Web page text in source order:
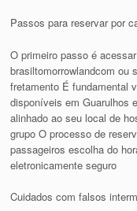
Passos para reservar por
O primeiro passo é
brasiltomorrowlandcom ou
fretamento É fundamental
disponíveis em Guarulhos
alinhado ao seu local de
grupo O processo de
passageiros escolha do
eletronicamente seguro
Cuidados com falsos